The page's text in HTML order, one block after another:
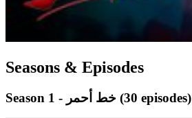
Seasons & Episodes
(30 episodes)